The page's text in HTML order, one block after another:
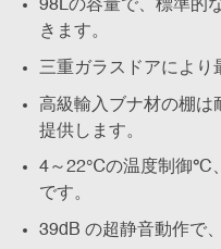
98Lの容量で、標準的
きます。
三重ガラスドアにより
高級輸入ブナ材の棚は
提供します。
4～22℃の温度制御°C
です。
39dB の超静音動作で